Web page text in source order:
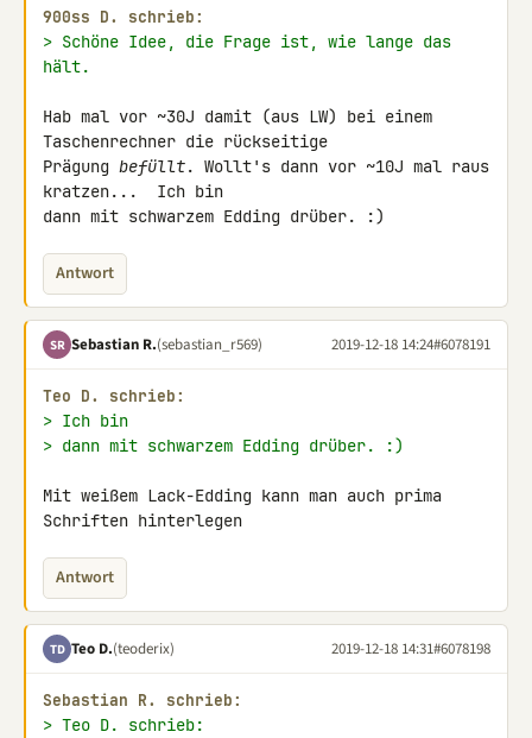
900ss D. schrieb:
> Schöne Idee, die Frage ist, wie lange das
hält.
Hab mal vor ~30J damit (aus LW) bei einem
Taschenrechner die rückseitige
Prägung befüllt. Wollt's dann vor ~10J mal raus
kratzen...  Ich bin
dann mit schwarzem Edding drüber. :)
Antwort
SR Sebastian R.(sebastian_r569) 2019-12-18 14:24#6078191
Teo D. schrieb:
> Ich bin
> dann mit schwarzem Edding drüber. :)
Mit weißem Lack-Edding kann man auch prima
Schriften hinterlegen
Antwort
TD Teo D.(teoderix) 2019-12-18 14:31#6078198
Sebastian R. schrieb:
> Teo D. schrieb: